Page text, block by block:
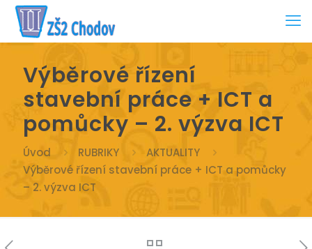
Výběrové řízení
stavební práce + ICT a
pomůcky – 2. výzva ICT
Úvod RUBRIKY
AKTUALITY
Výběrové řízení stavební práce + ICT a pomůcky
– 2. výzva ICT